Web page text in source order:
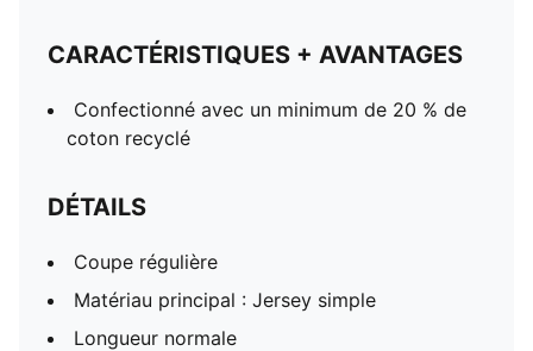
CARACTÉRISTIQUES + AVANTAGES
Confectionné avec un minimum de 20 % de
coton recyclé
DÉTAILS
Coupe régulière
Matériau principal : Jersey simple
Longueur normale